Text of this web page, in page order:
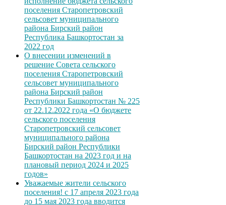
поселения Старопетровский
сельсовет муниципального
района Бирский район
Республика Башкортостан за
2022 год
О внесении изменений в
решение Совета сельского
поселения Старопетровский
сельсовет муниципального
района Бирский район
Республики Башкортостан № 225
от 22.12.2022 года «О бюджете
сельского поселения
Старопетровский сельсовет
муниципального района
Бирский район Республики
Башкортостан на 2023 год и на
плановый период 2024 и 2025
годов»
Уважаемые жители сельского
поселения! с 17 апреля 2023 года
до 15 мая 2023 года вводится